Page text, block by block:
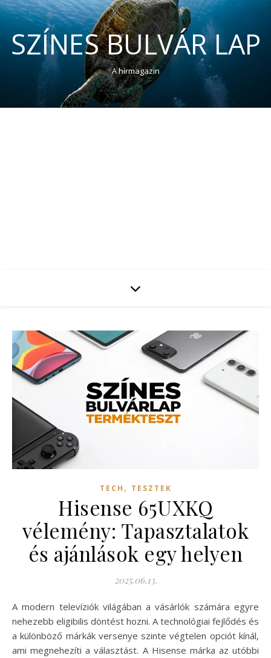
SZÍNES BULVÁR LAP
A hírmagazin
TECH , TESZTEK
Hisense 65UXKQ
vélemény: Tapasztalatok
és ajánlások egy helyen
2025.06.13.
A modern televíziók világában a vásárlók számára egyre
nehezebb eligibilis döntést hozni. A technológiai fejlődés és
a különböző márkák versenye szinte végtelen opciót kínál,
ami megnehezíti a választást. A Hisense márka az utóbbi